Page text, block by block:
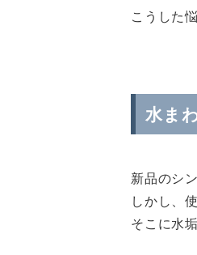
こうした
水ま
新品のシ
しかし、
そこに水